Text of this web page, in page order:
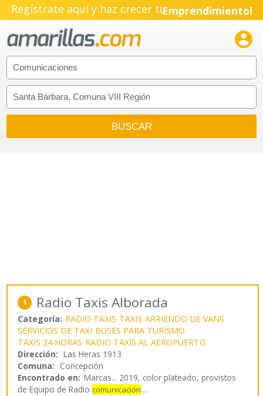
Regístrate aquí y haz crecer tuEmprendimiento!

1 Radio Taxis Alborada
Categoría: RADIO TAXIS TAXIS ARRIENDO DE VANS
SERVICIOS DE TAXI BUSES PARA TURISMO
TAXIS 24 HORAS RADIO TAXIS AL AEROPUERTO
Dirección: Las Heras 1913
Comuna: Concepción
Encontrado en: Marcas... 2019, color plateado, provistos
de Equipo de Radio comunicación....